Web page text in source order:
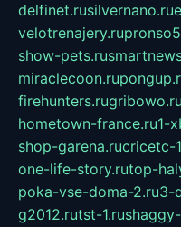
delfinet.rusilvernano.ru
velotrenajery.ru
show-pets.ru
miraclecoon.ru
firehunters.rugribowo.ru
hometown-france.ru1-
shop-garena.rucricetc-
one-life-story.rutop-
poka-vse-doma-2.ru3-
g2012.rutst-1.ru